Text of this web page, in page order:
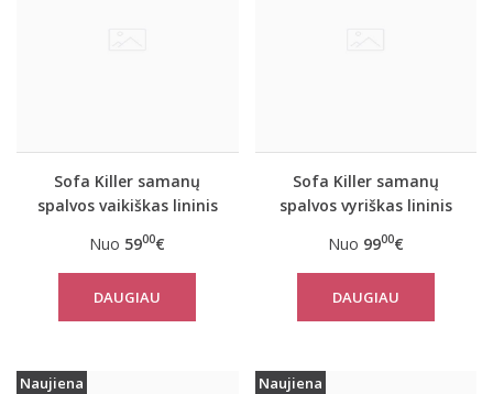
Sofa Killer samanų
spalvos vaikiškas lininis
Nuo 5900€
DAUGIAU
Sofa Killer samanų
spalvos vyriškas lininis
Nuo 9900€
DAUGIAU
Naujiena Naujiena